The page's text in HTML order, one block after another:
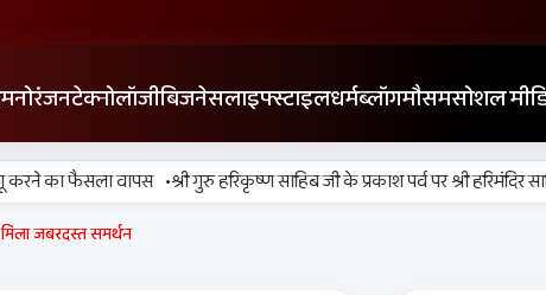
मनोरंजनटेक्नोलॉजीबिजनेसलाइफ्स्टाइलधर्मब्लॉगमौसमसोशल
का फैसला वापस •श्री गुरु हरिकृष्ण साहिब जी के प्रकाश पर्व पर श्री हरिमंदिर
जबरदस्त समर्थन